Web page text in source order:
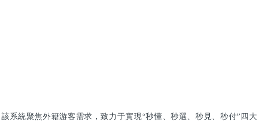
系統聚焦外籍游客需求，致力于實現“秒懂、秒選、秒見、秒付”四大